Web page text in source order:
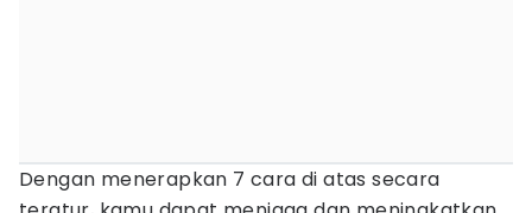
Dengan menerapkan 7 cara di atas secara